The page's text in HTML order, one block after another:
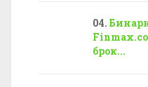
брок...